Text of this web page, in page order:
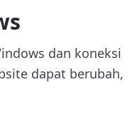
dan koneksi
dapat berubah,